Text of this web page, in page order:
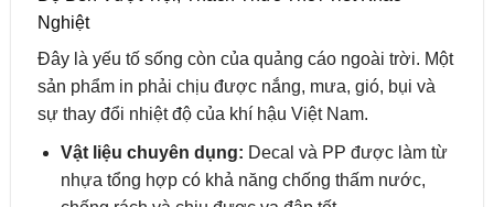
Nghiệt
Đây là yếu tố sống còn của quảng cáo ngoài trời. Một
sản phẩm in phải chịu được nắng, mưa, gió, bụi và
sự thay đổi nhiệt độ của khí hậu Việt Nam.
Vật liệu chuyên dụng: Decal và PP được làm từ
nhựa tổng hợp có khả năng chống thấm nước,